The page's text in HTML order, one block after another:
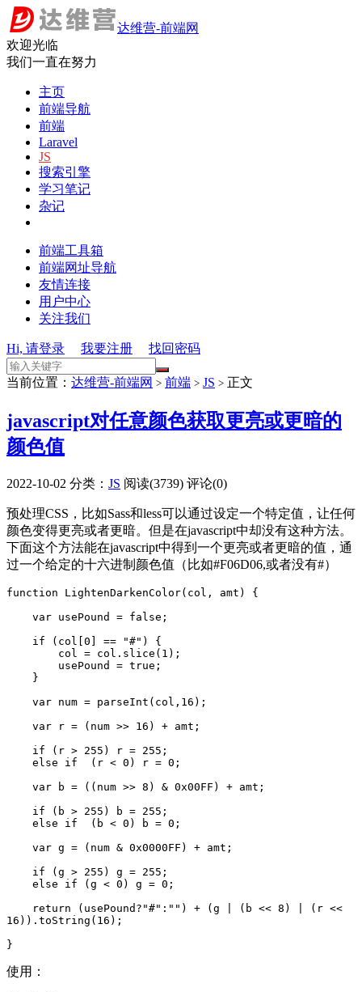
达维营-前端网
欢迎光临
我们一直在努力
主页
前端导航
前端
Laravel
JS
搜索引擎
学习笔记
杂记
前端工具箱
前端网址导航
友情连接
用户中心
关注我们
Hi, 请登录 我要注册 找回密码
当前位置： 达维营-前端网 > 前端 > JS > 正文
javascript对任意颜色获取更亮或更暗的
颜色值
2022-10-02 分类： JS 阅读(3739) 评论(0)
预处理CSS，比如Sass和less可以通过设定一个特定值，让任何
颜色变得更亮或者更暗。但是在javascript中却没有这种方法。
下面这个方法能在javascript中得到一个更亮或者更暗的值，通
过一个给定的十六进制颜色值（比如#F06D06,或者没有#）
function LightenDarkenColor(col, amt) {
16)).toString(16);
}
使用：